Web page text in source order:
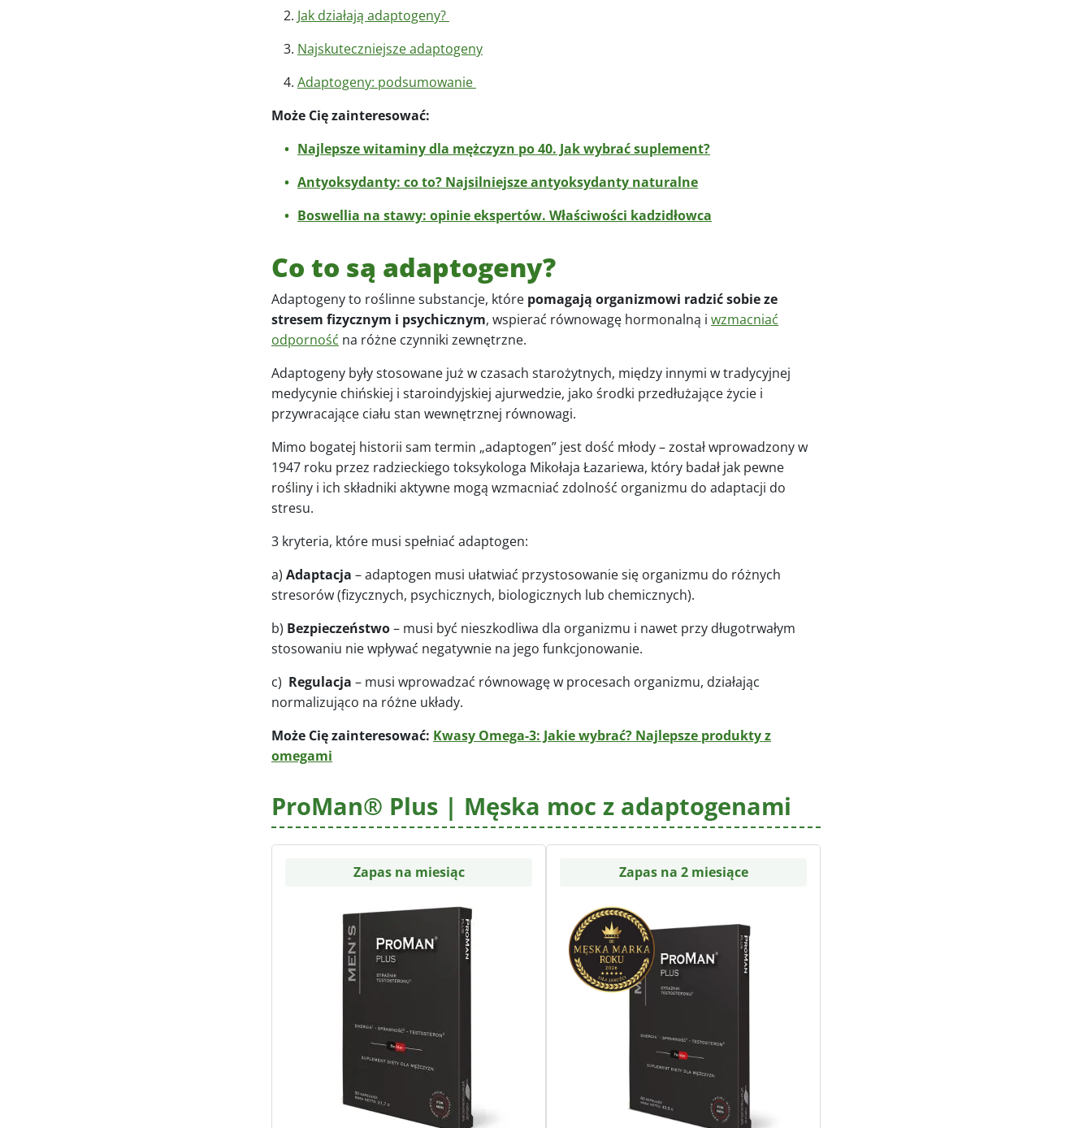
Jak działają adaptogeny?
Najskuteczniejsze adaptogeny
Adaptogeny: podsumowanie
Może Cię zainteresować:
Najlepsze witaminy dla mężczyzn po 40. Jak wybrać suplement?
Antyoksydanty: co to? Najsilniejsze antyoksydanty naturalne
Boswellia na stawy: opinie ekspertów. Właściwości kadzidłowca
Co to są adaptogeny?
Adaptogeny to roślinne substancje, które pomagają organizmowi radzić sobie ze
stresem fizycznym i psychicznym, wspierać równowagę hormonalną i wzmacniać
odporność na różne czynniki zewnętrzne.
Adaptogeny były stosowane już w czasach starożytnych, między innymi w tradycyjnej
medycynie chińskiej i staroindyjskiej ajurwedzie, jako środki przedłużające życie i
przywracające ciału stan wewnętrznej równowagi.
Mimo bogatej historii sam termin „adaptogen” jest dość młody – został wprowadzony w
1947 roku przez radzieckiego toksykologa Mikołaja Łazariewa, który badał jak pewne
rośliny i ich składniki aktywne mogą wzmacniać zdolność organizmu do adaptacji do
stresu.
3 kryteria, które musi spełniać adaptogen:
a) Adaptacja – adaptogen musi ułatwiać przystosowanie się organizmu do różnych
stresorów (fizycznych, psychicznych, biologicznych lub chemicznych).
b) Bezpieczeństwo– musi być nieszkodliwa dla organizmu i nawet przy długotrwałym
stosowaniu nie wpływać negatywnie na jego funkcjonowanie.
c) Regulacja – musi wprowadzać równowagę w procesach organizmu, działając
normalizująco na różne układy.
Może Cię zainteresować: Kwasy Omega-3: Jakie wybrać? Najlepsze produkty z
omegami
ProMan® Plus | Męska moc z adaptogenami
Zapas na miesiąc Zapas na 2 miesiące